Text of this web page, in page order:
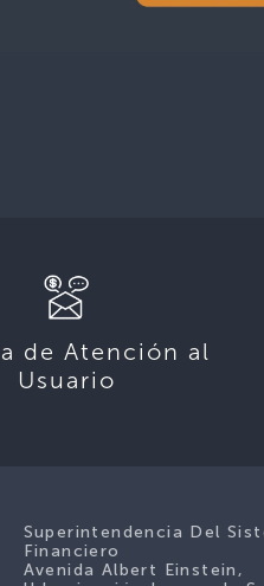
de Atención al
Usuario
Superintendencia Del
Financiero
Avenida Albert Einstein,